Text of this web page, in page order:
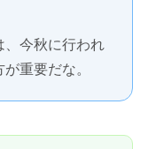
、今秋に行われ
重要だな。